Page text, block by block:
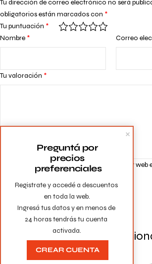
Tu dirección de correo electrónico no será
obligatorios están marcados con *
Tu puntuación *
Tu valoración *
Nombre * Correo
Guarda mi nombre, correo electrónico y web
Productos
Registrate y accedé a descuentos
en toda la web.
Ingresá tus datos y en menos de
24 horas tendrás tu cuenta
activada.
Preguntá por
precios
preferenciales
CREAR CUENTA